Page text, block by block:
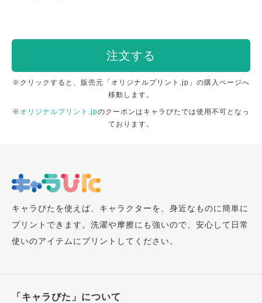
注文する
※クリックすると、販売元「オリジナルプリント.jp」の購入ページへ
移動します。
※ オリジナルプリント.jpのクーポンはキャラぴたでは使用不可となっ
ております。
キャラぴたを使えば、キャラクターを、身近なものに簡単に
プリントできます。洗濯や摩擦にも強いので、安心して日常
使いのアイテムにプリントしてください。
「キャラぴた」について